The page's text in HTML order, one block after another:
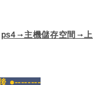
ps4→主機儲存空間→上
●--------